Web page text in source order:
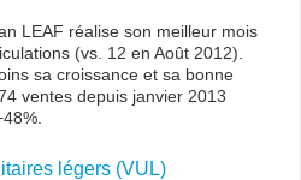
LEAF réalise son meilleur mois
(vs. 12 en Août 2012).
sa croissance et sa bonne
ventes depuis janvier 2013
légers (VUL)